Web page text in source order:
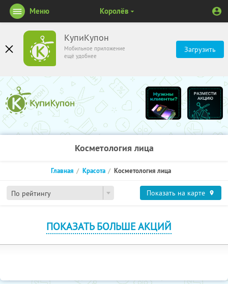
КупиКупон
Мобильное приложение
ещё удобнее
Загрузить
Меню Королёв
Косметология лица
По рейтингу
Главная Красота Косметология лица
Показать на карте
ПОКАЗАТЬ БОЛЬШЕ АКЦИЙ